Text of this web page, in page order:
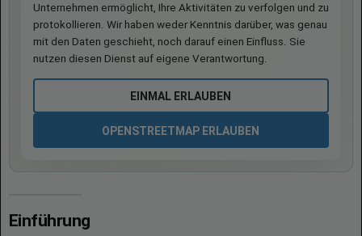
Unternehmen ermöglicht, Ihre Aktivitäten zu verfolgen und zu
protokollieren. Wir haben weder Kenntnis darüber, was genau
mit den Daten geschieht, noch darauf einen Einfluss. Sie
nutzen diesen Dienst auf eigene Verantwortung.
EINMAL ERLAUBEN
OPENSTREETMAP ERLAUBEN
Einführung